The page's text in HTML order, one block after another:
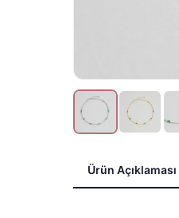
Ürün Açıklaması